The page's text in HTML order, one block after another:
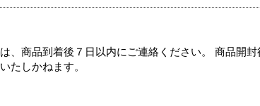
、商品到着後７日以内にご連絡ください。 商品開
たしかねます。